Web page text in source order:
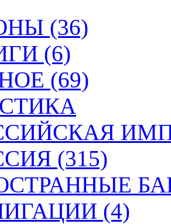
(36)
(6)
(69)
(315)
(4)